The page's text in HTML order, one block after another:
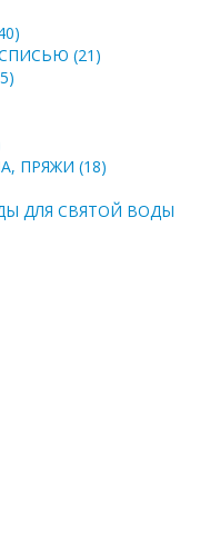
(21)
ПРЯЖИ (18)
ДЛЯ СВЯТОЙ ВОДЫ